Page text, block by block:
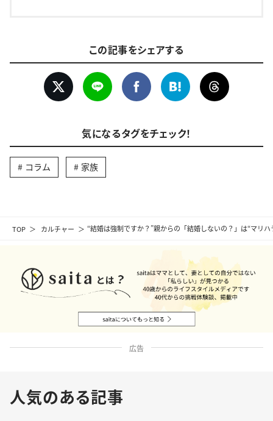
TOP カルチャー “結婚は強制ですか？”親からの「結婚しないの？」は“マリ
この記事をシェアする
気になるタグをチェック！
コラム 家族
広告
人気のある記事